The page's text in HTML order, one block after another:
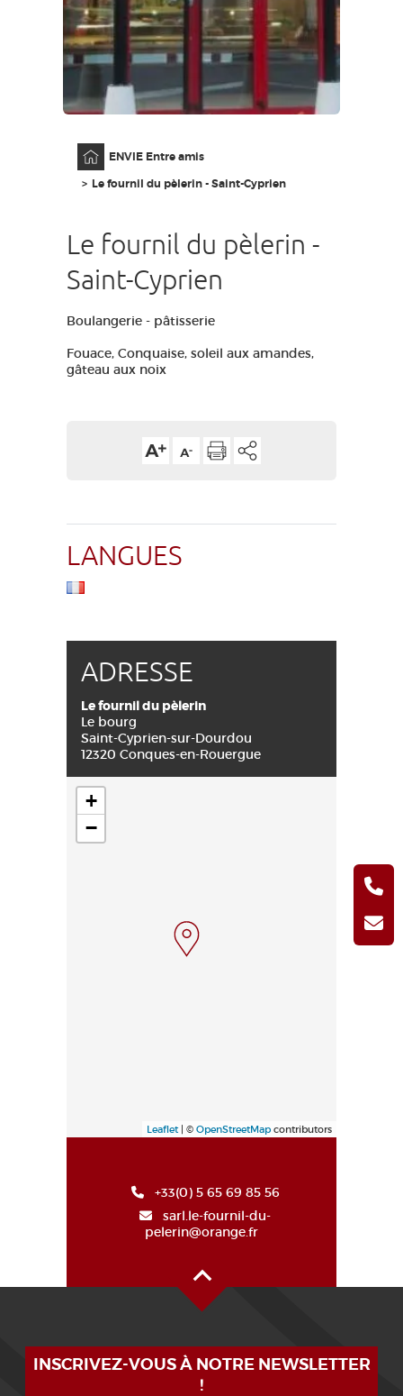
MA SÉLECTION
FR
ENVIE Entre amis
Le fournil du pèlerin - Saint-Cyprien
Le fournil du pèlerin -
Saint-Cyprien
Boulangerie - pâtisserie
Fouace, Conquaise, soleil aux amandes,
gâteau aux noix
LANGUES
ADRESSE
Le fournil du pèlerin
Le bourg
Saint-Cyprien-sur-Dourdou
12320 Conques-en-Rouergue
+
−
Leaflet| © OpenStreetMap contributors
+33(0) 5 65 69 85 56
sarl.le-fournil-du-
pelerin@orange.fr
INSCRIVEZ-VOUS À NOTRE NEWSLETTER
!